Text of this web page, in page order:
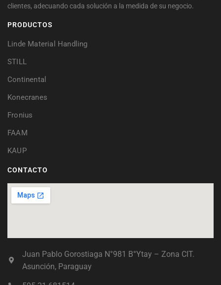
clientes, adecuando cada solución a la medida de su negocio.
PRODUCTOS
Linde Material Handling
STILL
Continental
Konecranes
Fronius
FAAM
KAUP
CONTACTO
Juan Pablo Gorostiaga N°981 B°Ytay – Zona CIT.
Asunción, Paraguay